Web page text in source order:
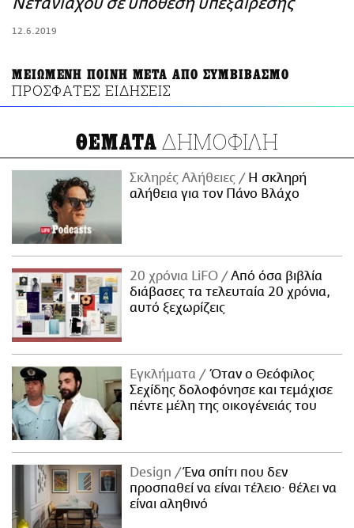
PRINT
12.6.2019
ΜΕΙΩΜΕΝΗ ΠΟΙΝΗ ΜΕΤΑ ΑΠΟ ΣΥΜΒΙΒΑΣΜΟ
ΠΡΟΣΦΑΤΕΣ ΕΙΔΗΣΕΙΣ
ΘΕΜΑΤΑ ΔΗΜΟΦΙΛΗ
Σκληρές Αλήθειες
H σκληρή
αλήθεια για τον Πάνο Βλάχο
20 χρόνια LiFO
Από όσα βιβλία
διάβασες τα τελευταία 20 χρόνια,
αυτό ξεχωρίζεις
Εγκλήματα
Όταν ο Θεόφιλος
Σεχίδης δολοφόνησε και τεμάχισε
πέντε μέλη της οικογένειάς του
Design
Ένα σπίτι που δεν
προσπαθεί να είναι τέλειο· θέλει να
είναι αληθινό